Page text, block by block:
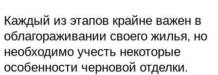
Каждый из этапов крайне важен в
облагораживании своего жилья, но
необходимо учесть некоторые
особенности черновой отделки.